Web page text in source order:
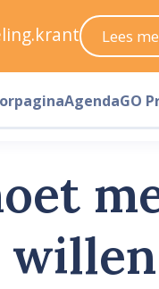
Lees
AgendaGO